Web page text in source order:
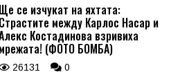
Ще се изчукат на яхтата:
Страстите между Карлос Насар и
Костадинова взривиха
мрежата! (ФОТО БОМБА)
26131 0